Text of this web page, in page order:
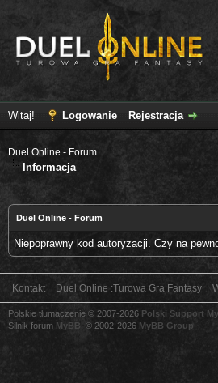
Witaj! Logowanie Rejestracja
Duel Online - Forum
Informacja
Duel Online - Forum
Niepoprawny kod autoryzacji. Czy na
Kontakt Duel Online :Turowa Gra Fantasy
Polskie tłumaczenie © 2007-2026 Polski Support
Silnik forum MyBB , © 2002-2026 MyBB Group